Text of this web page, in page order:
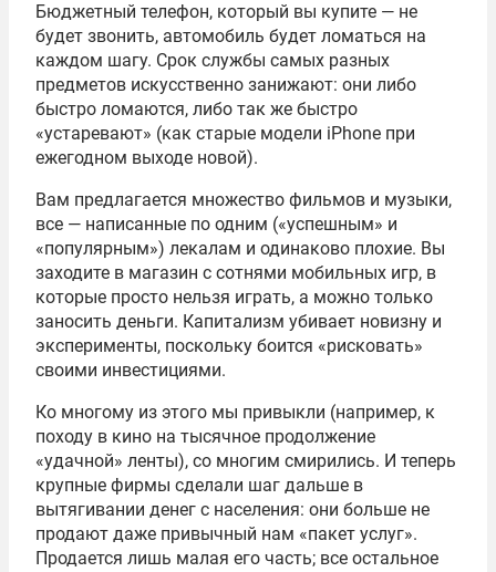
Бюджетный телефон, который вы купите — не
будет звонить, автомобиль будет ломаться на
каждом шагу. Срок службы самых разных
предметов искусственно занижают: они либо
быстро ломаются, либо так же быстро
«устаревают» (как старые модели iPhone при
ежегодном выходе новой).
Вам предлагается множество фильмов и музыки,
все — написанные по одним («успешным» и
«популярным») лекалам и одинаково плохие. Вы
заходите в магазин с сотнями мобильных игр, в
которые просто нельзя играть, а можно только
заносить деньги. Капитализм убивает новизну и
эксперименты, поскольку боится «рисковать»
своими инвестициями.
Ко многому из этого мы привыкли (например, к
походу в кино на тысячное продолжение
«удачной» ленты), со многим смирились. И теперь
крупные фирмы сделали шаг дальше в
вытягивании денег с населения: они больше не
продают даже привычный нам «пакет услуг».
Продается лишь малая его часть; все остальное